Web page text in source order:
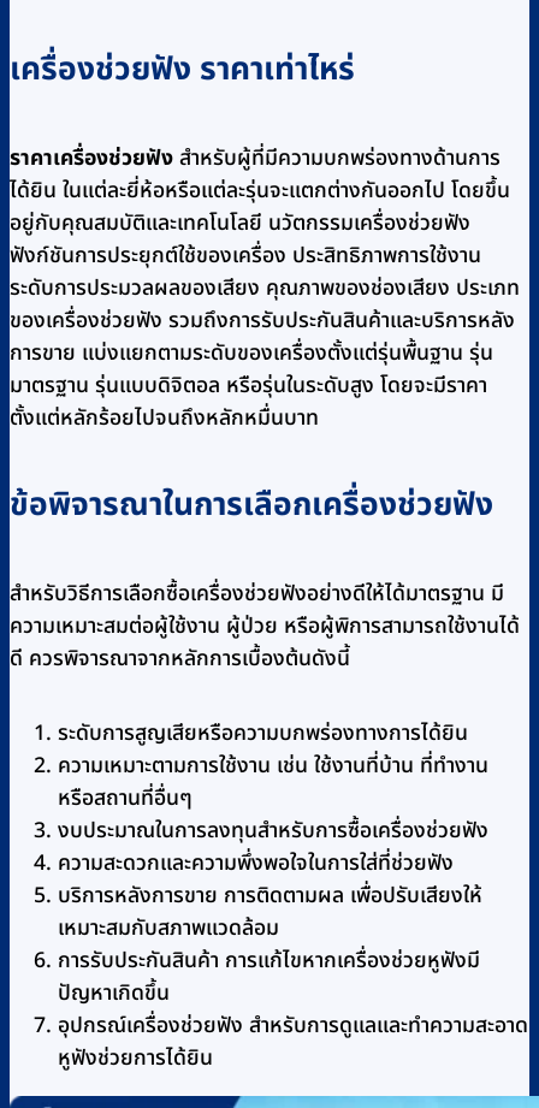
เครื่องช่วยฟัง ราคาเท่าไหร่
ราคาเครื่องช่วยฟังสำหรับผู้ที่มีความบกพร่องทางด้านการ
ได้ยิน ในแต่ละยี่ห้อหรือแต่ละรุ่นจะแตกต่างกันออกไป โดยขึ้น
อยู่กับคุณสมบัติและเทคโนโลยี นวัตกรรมเครื่องช่วยฟัง
ฟังก์ชันการประยุกต์ใช้ของเครื่อง ประสิทธิภาพการใช้งาน
ระดับการประมวลผลของเสียง คุณภาพของช่องเสียง ประเภท
ของเครื่องช่วยฟัง รวมถึงการรับประกันสินค้าและบริการหลัง
การขาย แบ่งแยกตามระดับของเครื่องตั้งแต่รุ่นพื้นฐาน รุ่น
มาตรฐาน รุ่นแบบดิจิตอล หรือรุ่นในระดับสูง โดยจะมีราคา
ตั้งแต่หลักร้อยไปจนถึงหลักหมื่นบาท
ข้อพิจารณาในการเลือกเครื่องช่วยฟัง
สำหรับวิธีการเลือกซื้อเครื่องช่วยฟังอย่างดีให้ได้มาตรฐาน มี
ความเหมาะสมต่อผู้ใช้งาน ผู้ป่วย หรือผู้พิการสามารถใช้งานได้
ดี ควรพิจารณาจากหลักการเบื้องต้นดังนี้
ระดับการสูญเสียหรือความบกพร่องทางการได้ยิน
ความเหมาะตามการใช้งาน เช่น ใช้งานที่บ้าน ที่ทำงาน
หรือสถานที่อื่นๆ
งบประมาณในการลงทุนสำหรับการซื้อเครื่องช่วยฟัง
ความสะดวกและความพึ่งพอใจในการใส่ที่ช่วยฟัง
บริการหลังการขาย การติดตามผล เพื่อปรับเสียงให้
เหมาะสมกับสภาพแวดล้อม
การรับประกันสินค้า การแก้ไขหากเครื่องช่วยหูฟังมี
ปัญหาเกิดขึ้น
อุปกรณ์เครื่องช่วยฟัง สำหรับการดูแลและทำความสะอาด
หูฟังช่วยการได้ยิน